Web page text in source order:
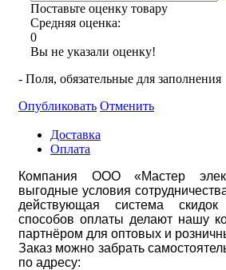
Поставьте оценку товару
Средняя оценка:
0
Вы не указали оценку!
- Поля, обязательные для заполнения
Опубликовать Отменить
Доставка
Оплата
Компания ООО «Мастер
выгодные условия
действующая система
способов оплаты делают нашу
партнёром для оптовых и
Заказ можно забрать
по адресу: